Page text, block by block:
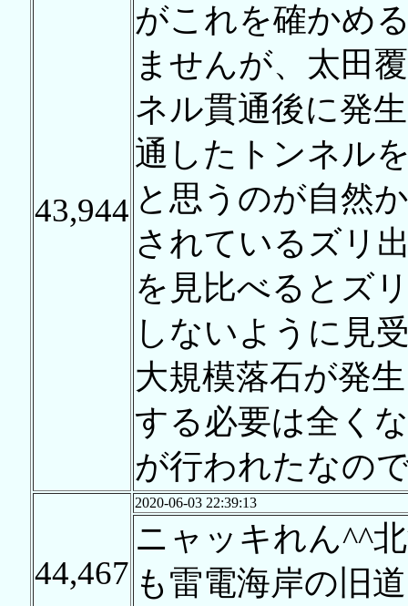
43,944
がこれを確かめ
ませんが、太田
ネル貫通後に発
通したトンネル
と思うのが自然
されているズリ
を見比べるとズ
しないように見
大規模落石が発
する必要は全く
が行われたなの
44,467
2020-06-03 22:39:13
ニャッキれん^^
も雷電海岸の旧